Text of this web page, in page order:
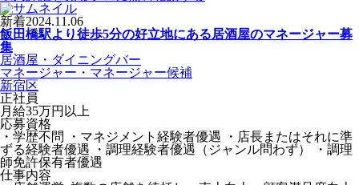
新着2024.11.06
飯田橋駅より徒歩5分の好立地にある居酒屋のマネージャー募
集
居酒屋・ダイニングバー
マネージャー・マネージャー候補
新宿区
正社員
月給35万円以上
応募資格
・学歴不問 ・マネジメント経験者優遇 ・店長またはそれに準
ずる経験者優遇 ・調理経験者優遇（ジャンル問わず） ・調理
師免許保有者優遇
仕事内容